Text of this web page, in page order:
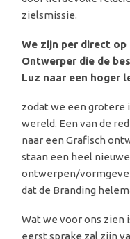
zielsmissie.
We zijn per direct
Ontwerper die de
Luz naar een hoger
zodat we een grotere
wereld. Een van de
naar een Grafisch
staan een heel
ontwerpen/
dat de Branding
Wat we voor ons zien
eerst sprake zal zijn